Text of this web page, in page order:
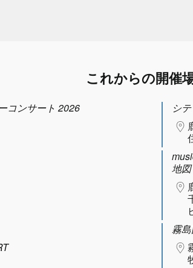
コンサート 2026
これからの開催
シ
地図
霧